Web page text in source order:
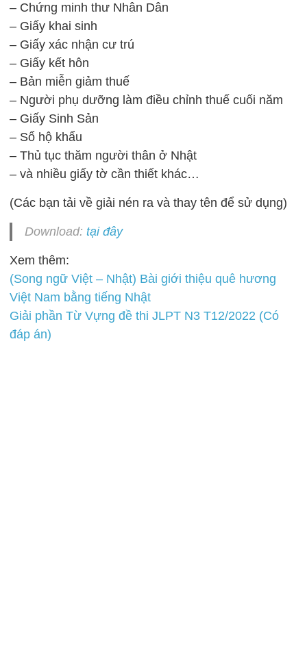
– Chứng minh thư Nhân Dân
– Giấy khai sinh
– Giấy xác nhận cư trú
– Giấy kết hôn
– Bản miễn giảm thuế
– Người phụ dưỡng làm điều chỉnh thuế cuối năm
– Giấy Sinh Sản
– Sổ hộ khẩu
– Thủ tục thăm người thân ở Nhật
– và nhiều giấy tờ cần thiết khác…
(Các bạn tải về giải nén ra và thay tên để sử dụng)
Download:tại đây
Xem thêm:
(Song ngữ Việt – Nhật) Bài giới thiệu quê hương
Việt Nam bằng tiếng Nhật
Giải phần Từ Vựng đề thi JLPT N3 T12/2022 (Có
đáp án)